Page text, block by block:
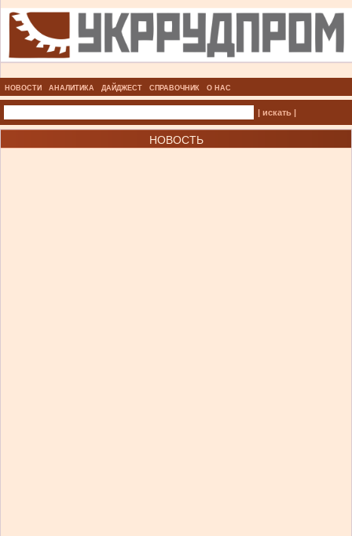
НОВОСТИ АНАЛИТИКА ДАЙДЖЕСТ СПРАВОЧНИК О НАС
| искать |
НОВОСТЬ